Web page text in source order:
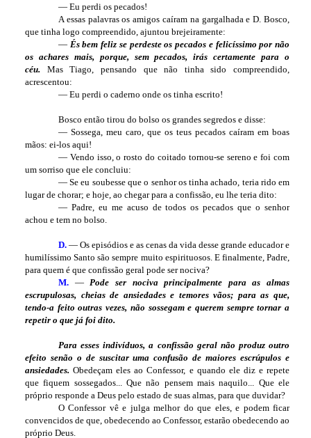
— Eu perdi os pecados!
A essas palavras os amigos caíram na gargalhada e D. Bosco,
que tinha logo compreendido, ajuntou brejeiramente:
— És bem feliz se perdeste os pecados e felicíssimo por não
os achares mais, porque, sem pecados, irás certamente para o
céu.
Mas Tiago, pensando que não tinha sido compreendido,
acrescentou:
— Eu perdi o caderno onde os tinha escrito!
Bosco então tirou do bolso os grandes segredos e disse:
— Sossega, meu caro, que os teus pecados caíram em boas
mãos: ei-los aqui!
— Vendo isso, o rosto do coitado tornou-se sereno e foi com
um sorriso que ele concluiu:
— Se eu soubesse que o senhor os tinha achado, teria rido em
lugar de chorar; e hoje, ao chegar para a confissão, eu lhe teria dito:
— Padre, eu me acuso de todos os pecados que o senhor
achou e tem no bolso.
D. — Os episódios e as cenas da vida desse grande educador e
humilíssimo Santo são sempre muito espirituosos. E finalmente, Padre,
para quem é que confissão geral pode ser nociva?
M.
— Pode ser nociva principalmente para as almas
escrupulosas, cheias de ansiedades e temores vãos; para as que,
tendo-a feito outras vezes, não sossegam e querem sempre tornar a
repetir o que já foi dito.
Para esses indivíduos, a confissão geral não produz outro
efeito senão o de suscitar uma confusão de maiores escrúpulos e
ansiedades. Obedeçam eles ao Confessor, e quando ele diz e repete
que fiquem sossegados... Que não pensem mais naquilo... Que ele
próprio responde a Deus pelo estado de suas almas, para que duvidar?
O Confessor vê e julga melhor do que eles, e podem ficar
convencidos de que, obedecendo ao Confessor, estarão obedecendo ao
próprio Deus.